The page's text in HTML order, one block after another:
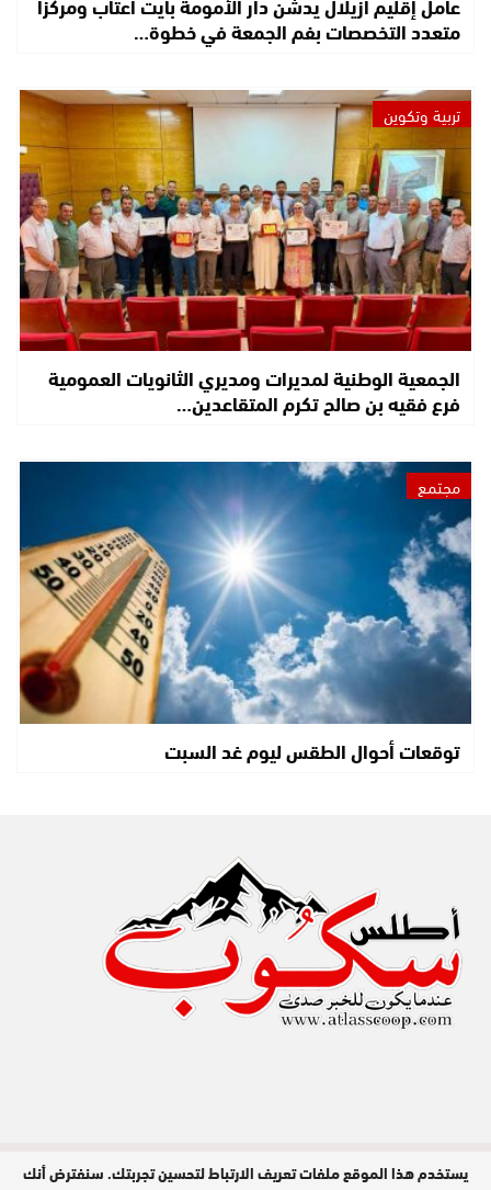
متعدد التخصصات بفم الجمعة في خطوة…
تربية وتكوين
الجمعية الوطنية لمديرات ومديري الثانويات العمومية
فرع فقيه بن صالح تكرم المتقاعدين…
مجتمع
توقعات أحوال الطقس ليوم غد السبت
مدير النشر : عبد الله عزي / جميع الحقوق
يستخدم هذا الموقع ملفات تعريف الارتباط لتحسين تجربتك. سنفترض أنك